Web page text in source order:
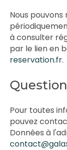
Nous
à consulter
par le lien en
reservation.fr.
Pour toutes
pouvez
Données à